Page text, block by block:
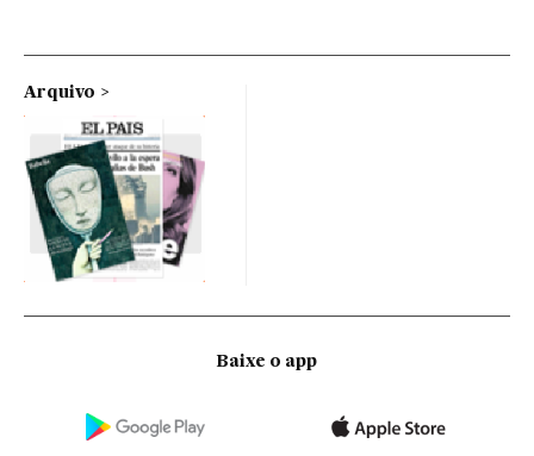
Arquivo
Baixe o app